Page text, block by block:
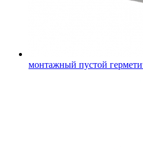
монтажный пустой